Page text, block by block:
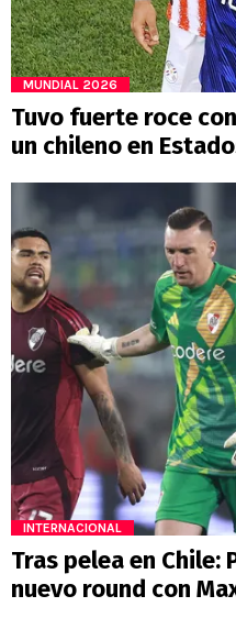
MUNDIAL 2026
Tuvo fuerte roce
un chileno en
INTERNACIONAL
Tras pelea en Chile:
nuevo round con